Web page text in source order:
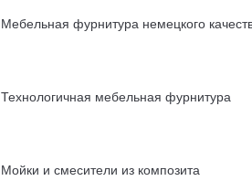
Мебельная фурнитура немецкого
Технологичная мебельная фурнитура
Мойки и смесители из композита